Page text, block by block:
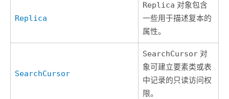
Replica
Replica 对象包含
一些用于描述复本的
属性。
SearchCursor
SearchCursor 对
象可建立要素类或表
中记录的只读访问权
限。